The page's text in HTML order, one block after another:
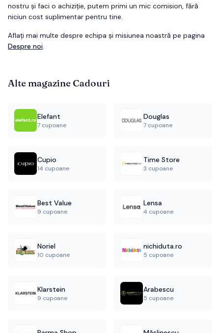
nostru și faci o achiziție, putem primi un mic comision, fără
niciun cost suplimentar pentru tine.
Aflați mai multe despre echipa și misiunea noastră pe pagina
Despre noi.
Alte magazine Cadouri
Elefant
7 cupoane
Douglas
7 cupoane
Cupio
14 cupoane
Time Store
3 cupoane
Best Value
9 cupoane
Lensa
4 cupoane
Noriel
10 cupoane
nichiduta.ro
5 cupoane
Klarstein
9 cupoane
Arabescu
5 cupoane